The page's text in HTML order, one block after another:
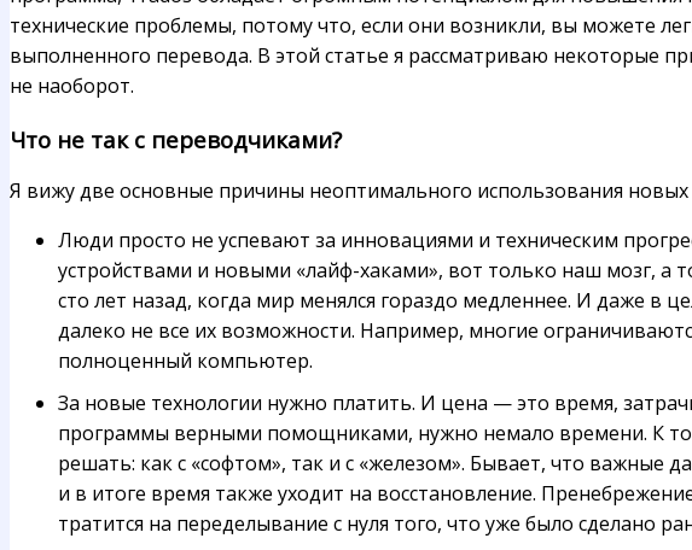
технические проблемы, потому что, если они возникли, вы можете
выполненного перевода. В этой статье я рассматриваю некоторые
не наоборот.
Что не так с переводчиками?
Я вижу две основные причины неоптимального использования новых
Люди просто не успевают за инновациями и техническим
устройствами и новыми «лайф-хаками», вот только наш мозг, а
сто лет назад, когда мир менялся гораздо медленнее. И даже в
далеко не все их возможности. Например, многие
полноценный компьютер.
За новые технологии нужно платить. И цена — это время,
программы верными помощниками, нужно немало времени. К
решать: как с «софтом», так и с «железом». Бывает, что важные
и в итоге время также уходит на восстановление.
тратится на переделывание с нуля того, что уже было сделано